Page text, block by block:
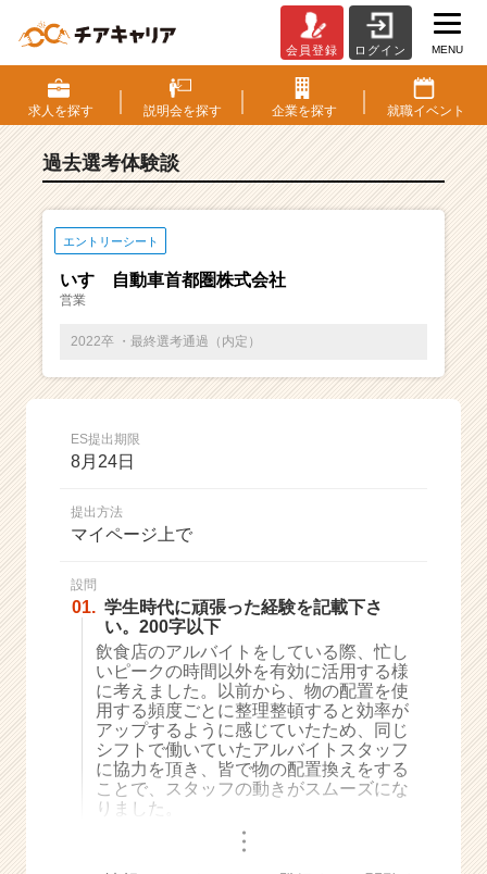
S・
選
考
験
ベ
チ
ー・
成
ス
ト
が
届
く
就
活
サ
イ
ト
会員登録 ログイン MENU
求人を探す 説明会を探す 企業を探す 就職イベント
過去選考体験談
エントリーシート
いすゞ自動車首都圏株式会社
営業
2022卒 ・最終選考通過（内定）
ES提出期限
8月24日
提出方法
マイページ上で
設問
01. 学生時代に頑張った経験を記載下さ
い。200字以下
飲食店のアルバイトをしている際、忙し
いピークの時間以外を有効に活用する様
に考えました。以前から、物の配置を使
用する頻度ごとに整理整頓すると効率が
アップするように感じていたため、同じ
シフトで働いていたアルバイトスタッフ
に協力を頂き、皆で物の配置換えをする
ことで、スタッフの動きがスムーズにな
りました。
・・・